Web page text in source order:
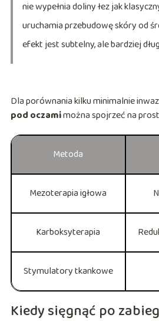
nie wypełnia doliny łez jak
uruchamia przebudowę skóry od
efekt jest subtelny, ale bardziej
Dla porównania kilku minimalnie
pod oczamimożna spojrzeć na
Metoda
Mezoterapia igłowa
Karboksyterapia
Stymulatory tkankowe
Kiedy sięgnąć po